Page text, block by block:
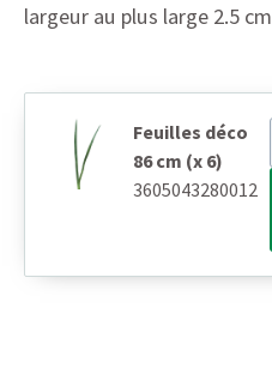
largeur au plus large 2.5 cm
Feuilles déco
86 cm (x 6)
3605043280012